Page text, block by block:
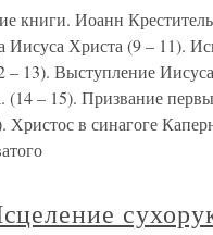
книги. Иоанн
Иисуса Христа (9 – 11).
– 13). Выступление
(14 – 15). Призвание
Христос в синагоге